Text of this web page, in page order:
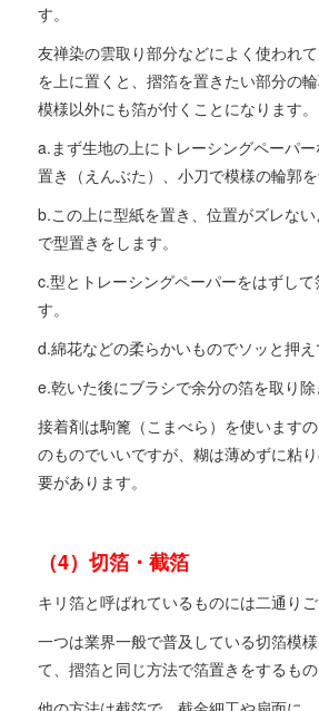
す。
友禅染の雲取り部分などによく使われ
を上に置くと、摺箔を置きたい部分の輪
模様以外にも箔が付くことになります。
a.まず生地の上にトレーシングペーパ
置き（えんぶた）、小刀で模様の輪郭を
b.この上に型紙を置き、位置がズレな
で型置きをします。
c.型とトレーシングペーパーをはずして
す。
d.綿花などの柔らかいものでソッと押え
e.乾いた後にブラシで余分の箔を取り除
接着剤は駒篦（こまべら）を使います
のものでいいですが、糊は薄めずに粘
要があります。
（4）切箔・截箔
キリ箔と呼ばれているものには二通りご
一つは業界一般で普及している切箔模
て、摺箔と同じ方法で箔置きをするもの